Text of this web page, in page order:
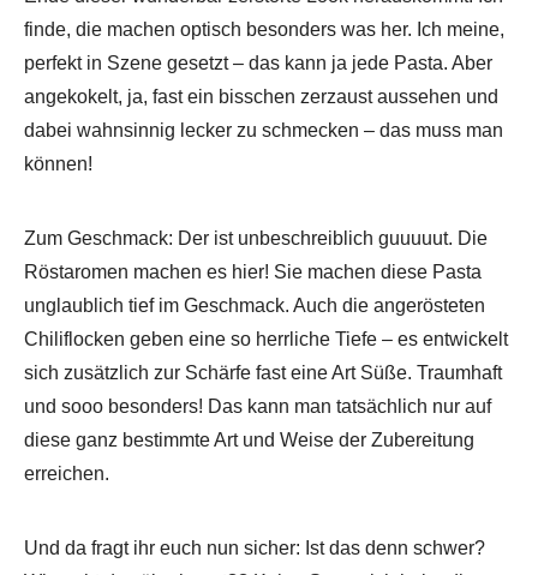
finde, die machen optisch besonders was her. Ich meine,
perfekt in Szene gesetzt – das kann ja jede Pasta. Aber
angekokelt, ja, fast ein bisschen zerzaust aussehen und
dabei wahnsinnig lecker zu schmecken – das muss man
können!
Zum Geschmack: Der ist unbeschreiblich guuuuut. Die
Röstaromen machen es hier! Sie machen diese Pasta
unglaublich tief im Geschmack. Auch die angerösteten
Chiliflocken geben eine so herrliche Tiefe – es entwickelt
sich zusätzlich zur Schärfe fast eine Art Süße. Traumhaft
und sooo besonders! Das kann man tatsächlich nur auf
diese ganz bestimmte Art und Weise der Zubereitung
erreichen.
Und da fragt ihr euch nun sicher: Ist das denn schwer?